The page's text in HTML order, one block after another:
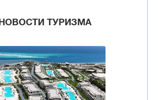
НОВОСТИ ТУРИЗМА